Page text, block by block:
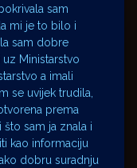
sam
mi je to bilo i
sam dobre
Ministarstvo
a imali
se uvijek trudila,
prema
sam ja znala i
kao informaciju
dobru suradnju